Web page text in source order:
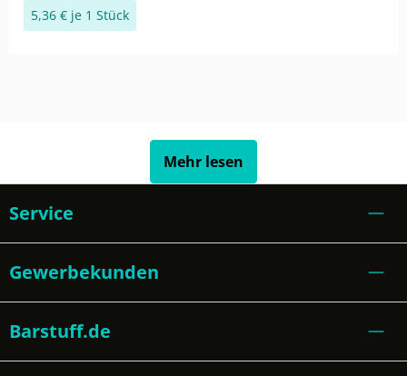
5,36 € je 1 Stück
Mehr lesen
Service
Gewerbekunden
Barstuff.de